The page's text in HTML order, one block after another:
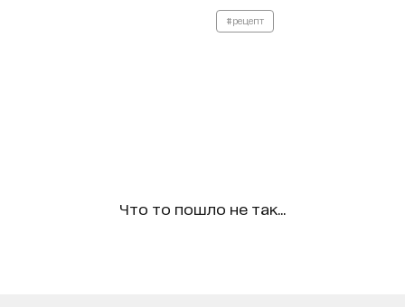
#рецепт
Что то пошло не так...